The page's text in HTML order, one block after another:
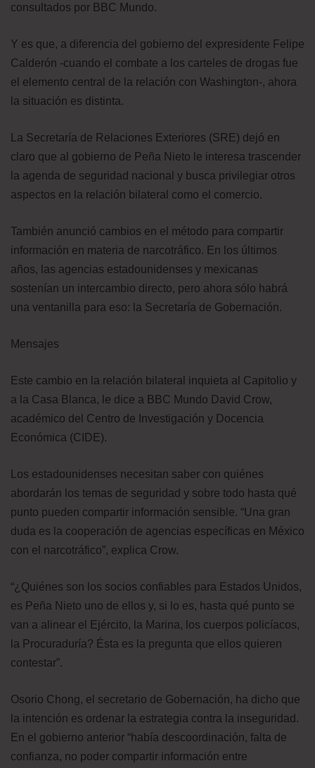
consultados por BBC Mundo.
Y es que, a diferencia del gobierno del expresidente Felipe
Calderón -cuando el combate a los carteles de drogas fue
el elemento central de la relación con Washington-, ahora
la situación es distinta.
La Secretaría de Relaciones Exteriores (SRE) dejó en
claro que al gobierno de Peña Nieto le interesa trascender
la agenda de seguridad nacional y busca privilegiar otros
aspectos en la relación bilateral como el comercio.
También anunció cambios en el método para compartir
información en materia de narcotráfico. En los últimos
años, las agencias estadounidenses y mexicanas
sostenían un intercambio directo, pero ahora sólo habrá
una ventanilla para eso: la Secretaría de Gobernación.
Mensajes
Este cambio en la relación bilateral inquieta al Capitolio y
a la Casa Blanca, le dice a BBC Mundo David Crow,
académico del Centro de Investigación y Docencia
Económica (CIDE).
Los estadounidenses necesitan saber con quiénes
abordarán los temas de seguridad y sobre todo hasta qué
punto pueden compartir información sensible. “Una gran
duda es la cooperación de agencias específicas en México
con el narcotráfico”, explica Crow.
“¿Quiénes son los socios confiables para Estados Unidos,
es Peña Nieto uno de ellos y, si lo es, hasta qué punto se
van a alinear el Ejército, la Marina, los cuerpos policíacos,
la Procuraduría? Ésta es la pregunta que ellos quieren
contestar”.
Osorio Chong, el secretario de Gobernación, ha dicho que
la intención es ordenar la estrategia contra la inseguridad.
En el gobierno anterior “había descoordinación, falta de
confianza, no poder compartir información entre